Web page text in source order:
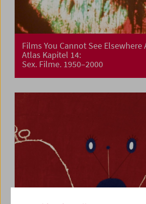
Films You Cannot See Elsewhere
Atlas Kapitel 14:
Sex. Filme. 1950–2000